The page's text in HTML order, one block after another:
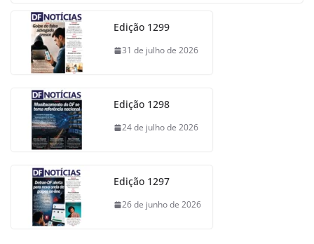
Edição 1299
31 de julho de 2026
Edição 1298
24 de julho de 2026
Edição 1297
26 de junho de 2026